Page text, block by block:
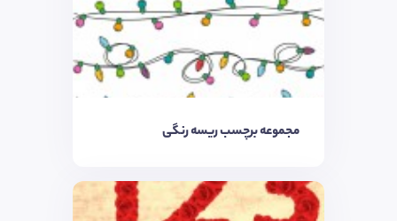
مجموعه برچسب ریسه رنگی